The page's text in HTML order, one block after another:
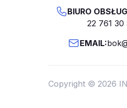
BIURO
22 761 30
EMAIL:
Copyright © 2026